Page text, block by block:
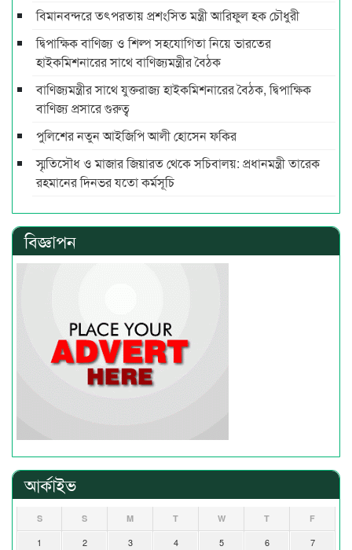
বিমানবন্দরে তৎপরতায় প্রশংসিত মন্ত্রী আরিফুল হক চৌধুরী
দ্বিপাক্ষিক বাণিজ্য ও শিল্প সহযোগিতা নিয়ে ভারতের
হাইকমিশনারের সাথে বাণিজ্যমন্ত্রীর বৈঠক
বাণিজ্যমন্ত্রীর সাথে যুক্তরাজ্য হাইকমিশনারের বৈঠক, দ্বিপাক্ষিক
বাণিজ্য প্রসারে গুরুত্ব
পুলিশের নতুন আইজিপি আলী হোসেন ফকির
স্মৃতিসৌধ ও মাজার জিয়ারত থেকে সচিবালয়: প্রধানমন্ত্রী তারেক
রহমানের দিনভর যতো কর্মসূচি
বিজ্ঞাপন
আর্কাইভ
S S M T W T F
1 2 3 4 5 6
7